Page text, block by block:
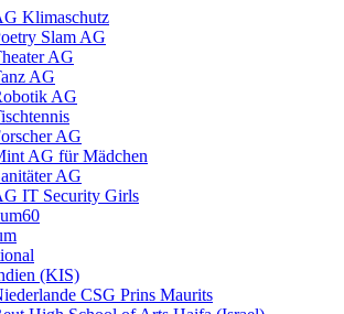
Klimaschutz
Slam AG
AG
AG
AG
AG
AG für Mädchen
AG
IT Security Girls
(KIS)
CSG Prins Maurits